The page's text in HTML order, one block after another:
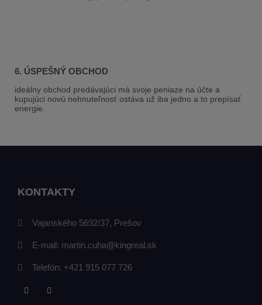
6. ÚSPEŠNÝ OBCHOD
ideálny obchod predávajúci má svoje peniaze na účte a
kupujúci novú nehnuteľnosť ostáva už iba jedno a to prepísať
energie.
KONTAKTY
Vajanského 5692/37, Prešov
E-mail: martin.cuha@kingreal.sk
Telefón: +421 915 077 726